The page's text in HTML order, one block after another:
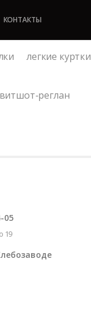
КОНТАКТЫ
легкие куртки
реглан
05
19